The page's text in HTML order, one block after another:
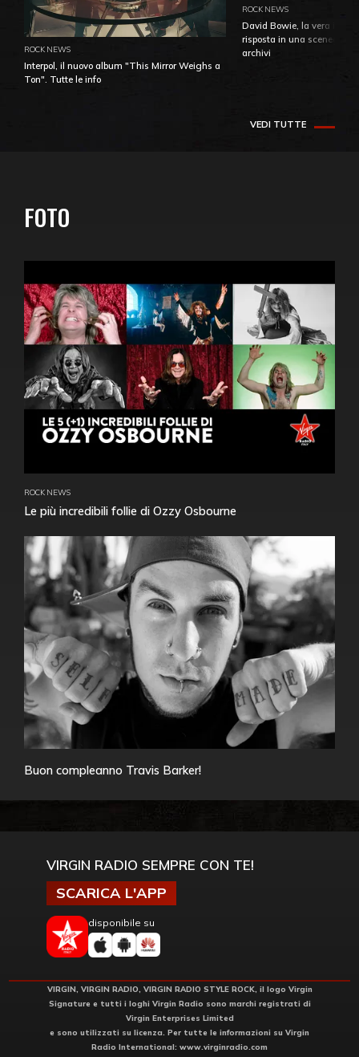
ROCK NEWS
Interpol, il nuovo album "This Mirror Weighs a
Ton". Tutte le info
ROCK NEWS
David Bowie, la vera
risposta in una
archivi
VEDI TUTTE
FOTO
ROCK NEWS
Le più incredibili follie di Ozzy Osbourne
Buon compleanno Travis Barker!
VIRGIN RADIO SEMPRE CON TE!
SCARICA L'APP
disponibile su
VIRGIN, VIRGIN RADIO, VIRGIN RADIO STYLE ROCK, il logo Virgin
Signature e tutti i loghi Virgin Radio sono marchi registrati di
Virgin Enterprises Limited
e sono utilizzati su licenza. Per tutte le informazioni su Virgin
Radio International: www.virginradio.com